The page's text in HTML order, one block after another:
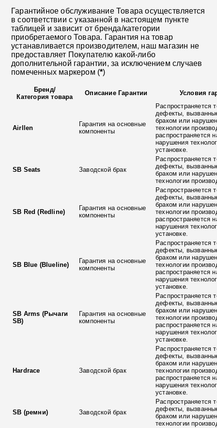
Гарантийное обслуживание Товара осуществляется
в соответствии с указанной в настоящем пункте
таблицей и зависит от бренда/категории
приобретаемого Товара. Гарантия на товар
устанавливается производителем, наш магазин не
предоставляет Покупателю какой-либо
дополнительной гарантии, за исключением случаев
помеченных маркером (*)
Бренд/
Категория товара
Описание Гарантии Условия
Airllen
Гарантия на основные
компоненты
Распространяется
дефекты,
браком или
технологии
распространяется
нарушения
установке.
SB Seats Заводской брак
Распространяется
дефекты,
браком или
технологии
SB Red (Redline)
Гарантия на основные
компоненты
Распространяется
дефекты,
браком или
технологии
распространяется
нарушения
установке.
SB Blue (Blueline)
Гарантия на основные
компоненты
Распространяется
дефекты,
браком или
технологии
распространяется
нарушения
установке.
SB Arms (Рычаги
SB)
Гарантия на основные
компоненты
Распространяется
дефекты,
браком или
технологии
распространяется
нарушения
установке.
Hardrace Заводской брак
Распространяется
дефекты,
браком или
технологии
распространяется
нарушения
установке.
SB (ремни) Заводской брак
Распространяется
дефекты,
браком или
технологии